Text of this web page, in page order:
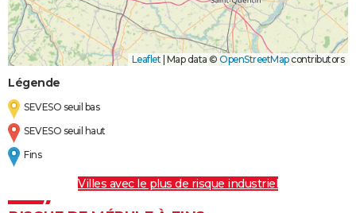
Leaflet Map data © OpenStreetMapcontributors
Légende
SEVESO seuil bas
SEVESO seuil haut
Fins
Villes avec le plus de risque industriel